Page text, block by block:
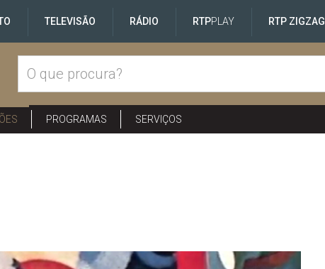
TELEVISÃO RÁDIO RTPPLAY RTP ZIGZAG
PROGRAMAS SERVIÇOS